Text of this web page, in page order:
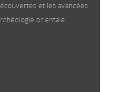
et les avancées
orientale.